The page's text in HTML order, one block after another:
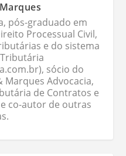
pós-graduado em
Processual Civil,
e do sistema
sócio do
Advocacia,
de Contratos e
co-autor de outras